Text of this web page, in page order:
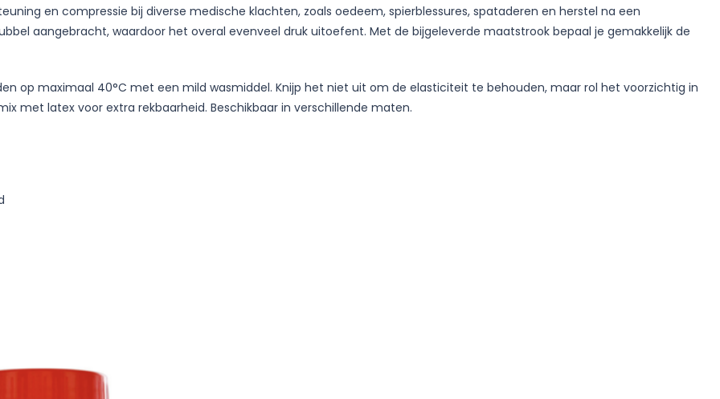
en compressie bij diverse medische klachten, zoals oedeem, spierblessures, spataderen en herstel na een
aangebracht, waardoor het overal evenveel druk uitoefent. Met de bijgeleverde maatstrook bepaal je gemakkelijk de
op maximaal 40°C met een mild wasmiddel. Knijp het niet uit om de elasticiteit te behouden, maar rol het voorzichtig in
met latex voor extra rekbaarheid. Beschikbaar in verschillende maten.